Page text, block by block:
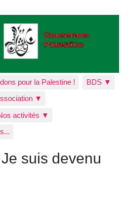
pour la Palestine !
BDS ▼
▼
activités ▼
Je suis devenu